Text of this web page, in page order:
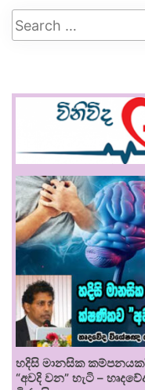
හදිසි මානසික
“අවදි වන” හැටි –